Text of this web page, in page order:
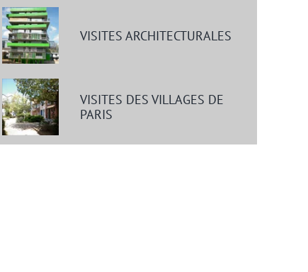
VISITES ARCHITECTURALES
VISITES DES VILLAGES DE
PARIS